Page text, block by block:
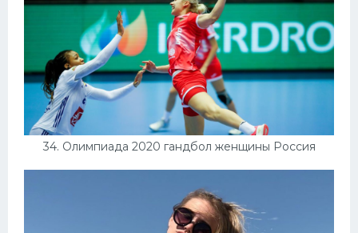
34. Олимпиада 2020 гандбол женщины Россия